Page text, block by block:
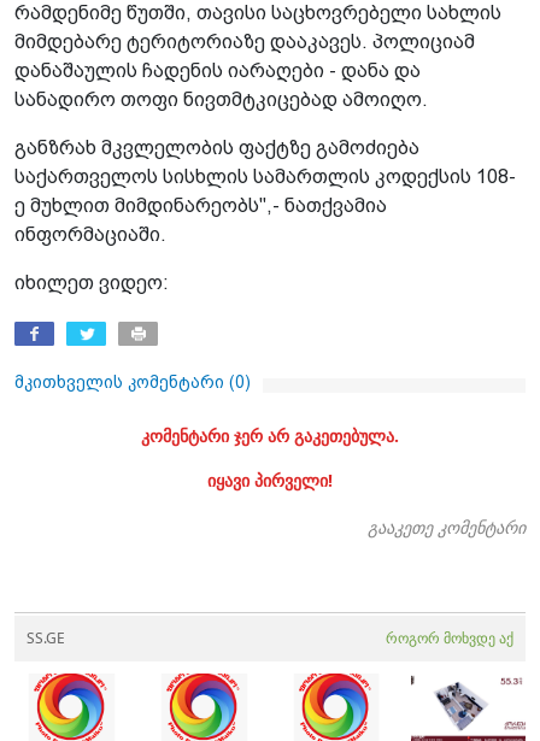
რამდენიმე წუთში, თავისი საცხოვრებელი სახლის
მიმდებარე ტერიტორიაზე დააკავეს. პოლიციამ
დანაშაულის ჩადენის იარაღები - დანა და
სანადირო თოფი ნივთმტკიცებად ამოიღო.
განზრახ მკვლელობის ფაქტზე გამოძიება
საქართველოს სისხლის სამართლის კოდექსის 108-
ე მუხლით მიმდინარეობს",- ნათქვამია
ინფორმაციაში.
იხილეთ ვიდეო:
მკითხველის კომენტარი (0)
კომენტარი ჯერ არ გაკეთებულა.
იყავი პირველი!
გააკეთე კომენტარი
SS.GE როგორ მოხვდე აქ